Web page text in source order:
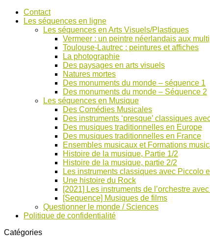
AccéderContact
Les séquences en ligne
Les séquences en Arts Visuels/Plastiques
Vermeer : un peintre néerlandais aux
Toulouse-Lautrec : peintures et affiches
La photographie
Des paysages en arts visuels
Natures mortes
Des monuments du monde – séquence 1
Des monuments du monde – Séquence 2
Les séquences en Musique
Des Comédies Musicales
Des instruments ‘presque’ classiques
Des musiques traditionnelles en Europe
Des musiques traditionnelles en France
Ensembles musicaux et Formations
Histoire de la musique, Partie 1/2
Histoire de la musique, partie 2/2
Les instruments classiques avec Piccolo
Une histoire du Rock
[2021] Les instruments de l’orchestre
[Sequence] Musiques de films
Questionner le monde / Sciences
Politique de confidentialité
Catégories